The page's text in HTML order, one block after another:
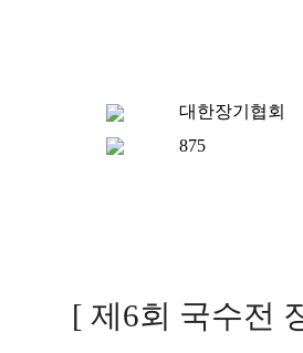
대한장기협회
875
[ 제6회 국수전